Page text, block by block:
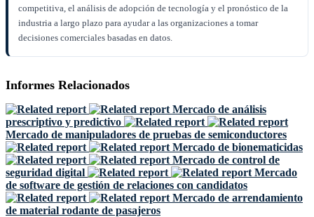
competitiva, el análisis de adopción de tecnología y el pronóstico de la
industria a largo plazo para ayudar a las organizaciones a tomar
decisiones comerciales basadas en datos.
Informes Relacionados
Mercado de análisis
prescriptivo y predictivo
Mercado de manipuladores de pruebas de semiconductores
Mercado de bionematicidas
Mercado de control de
seguridad digital
Mercado
de software de gestión de relaciones con candidatos
Mercado de arrendamiento
de material rodante de pasajeros